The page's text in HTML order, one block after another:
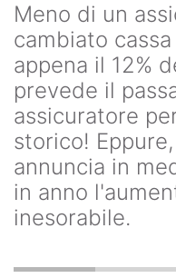
Meno di un
cambiato
appena il 12%
prevede il
assicuratore
storico!
annuncia in
in anno
inesorabile.